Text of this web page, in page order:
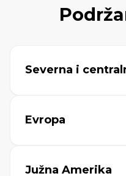
Severna i
Evropa
Južna Amerika